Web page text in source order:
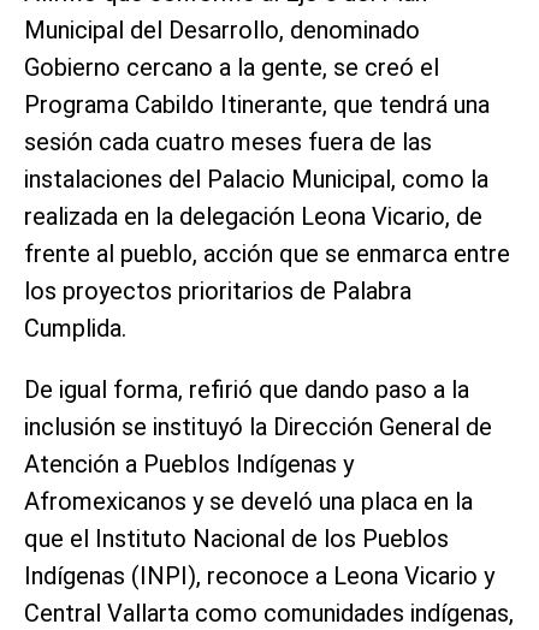
Municipal del Desarrollo, denominado
Gobierno cercano a la gente, se creó el
Programa Cabildo Itinerante, que tendrá una
sesión cada cuatro meses fuera de las
instalaciones del Palacio Municipal, como la
realizada en la delegación Leona Vicario, de
frente al pueblo, acción que se enmarca entre
los proyectos prioritarios de Palabra
Cumplida.
De igual forma, refirió que dando paso a la
inclusión se instituyó la Dirección General de
Atención a Pueblos Indígenas y
Afromexicanos y se develó una placa en la
que el Instituto Nacional de los Pueblos
Indígenas (INPI), reconoce a Leona Vicario y
Central Vallarta como comunidades indígenas,